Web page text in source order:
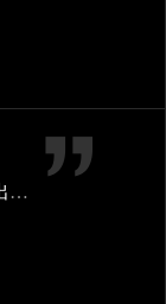
“净胜球打平也不慌：美加墨世界杯小组出线新规一图看懂”